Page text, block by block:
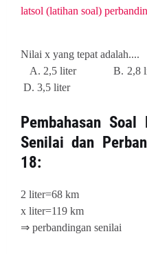
latsol (latihan soal)
Nilai x yang tepat adalah....
A. 2,5 liter B.
D. 3,5 liter
Pembahasan Soal
Senilai dan
18:
2 liter=68 km
x liter=119 km
⇒ perbandingan senilai